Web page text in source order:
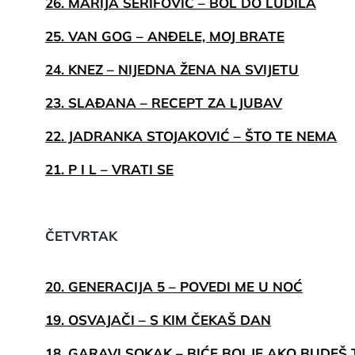
25. VAN GOG – ANĐELE, MOJ BRATE
24. KNEZ – NIJEDNA ŽENA NA SVIJETU
23. SLAĐANA – RECEPT ZA LJUBAV
22. JADRANKA STOJAKOVIĆ – ŠTO TE NEMA
21. P I L – VRATI SE
ČETVRTAK
20. GENERACIJA 5 – POVEDI ME U NOĆ
19. OSVAJAČI – S KIM ČEKAŠ DAN